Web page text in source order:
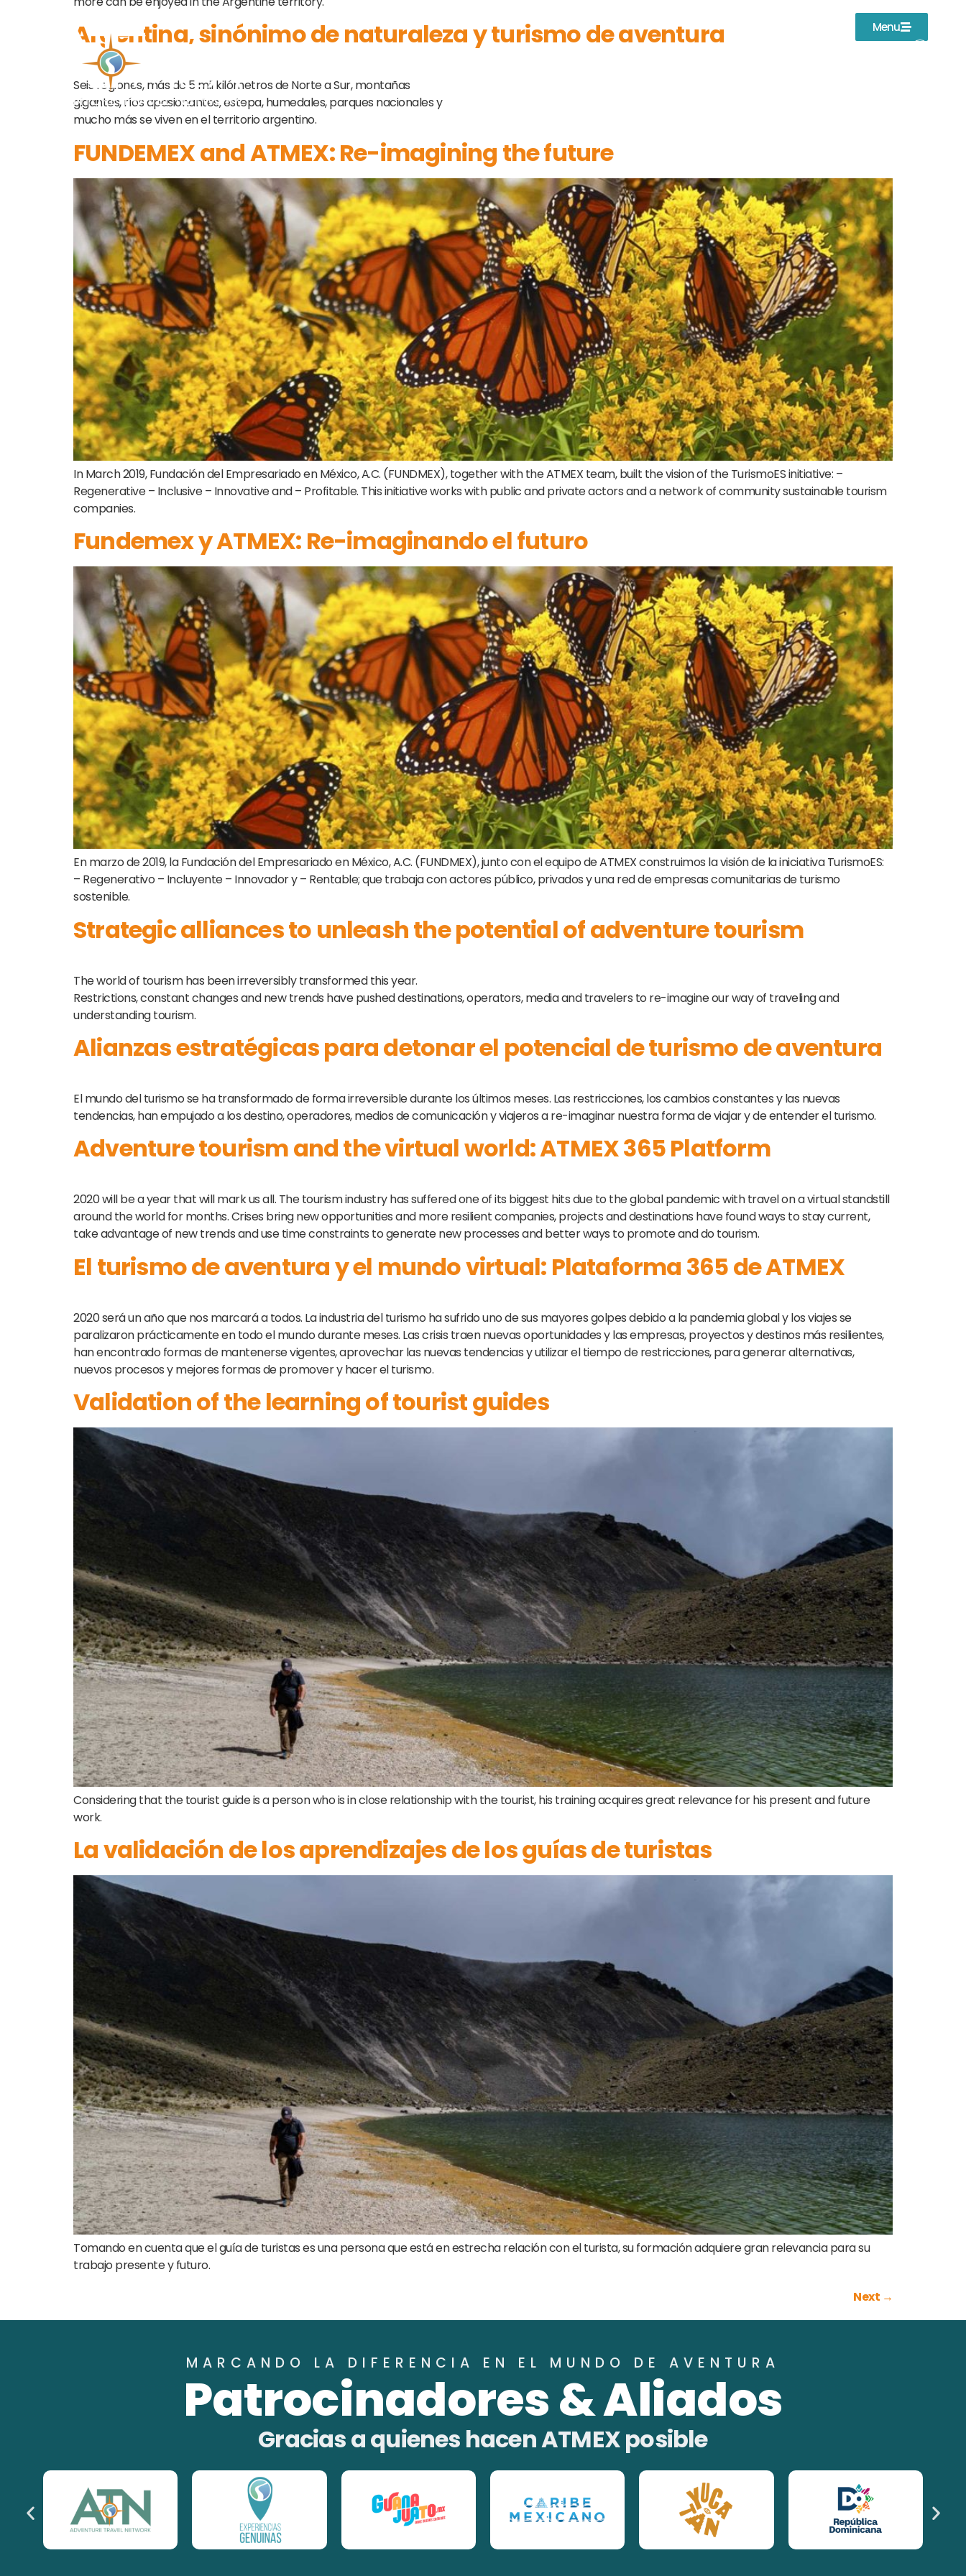
Menu
Argentina, sinónimo de naturaleza y turismo de aventura
Seis regiones, más de 5 mil kilómetros de Norte a Sur, montañas
gigantes, ríos apasionantes, estepa, humedales, parques nacionales y
mucho más se viven en el territorio argentino.
FUNDEMEX and ATMEX: Re-imagining the future
In March 2019, Fundación del Empresariado en México, A.C. (FUNDMEX), together with the ATMEX team, built the vision of the TurismoES initiative: –
Regenerative – Inclusive – Innovative and – Profitable. This initiative works with public and private actors and a network of community sustainable tourism
companies.
Fundemex y ATMEX: Re-imaginando el futuro
En marzo de 2019, la Fundación del Empresariado en México, A.C. (FUNDMEX), junto con el equipo de ATMEX construimos la visión de la iniciativa TurismoES:
– Regenerativo – Incluyente – Innovador y – Rentable; que trabaja con actores público, privados y una red de empresas comunitarias de turismo
sostenible.
Strategic alliances to unleash the potential of adventure tourism
The world of tourism has been irreversibly transformed this year.
Restrictions, constant changes and new trends have pushed destinations, operators, media and travelers to re-imagine our way of traveling and
understanding tourism.
Alianzas estratégicas para detonar el potencial de turismo de aventura
El mundo del turismo se ha transformado de forma irreversible durante los últimos meses. Las restricciones, los cambios constantes y las nuevas
tendencias, han empujado a los destino, operadores, medios de comunicación y viajeros a re-imaginar nuestra forma de viajar y de entender el turismo.
Adventure tourism and the virtual world: ATMEX 365 Platform
2020 will be a year that will mark us all. The tourism industry has suffered one of its biggest hits due to the global pandemic with travel on a virtual standstill
around the world for months. Crises bring new opportunities and more resilient companies, projects and destinations have found ways to stay current,
take advantage of new trends and use time constraints to generate new processes and better ways to promote and do tourism.
El turismo de aventura y el mundo virtual: Plataforma 365 de ATMEX
2020 será un año que nos marcará a todos. La industria del turismo ha sufrido uno de sus mayores golpes debido a la pandemia global y los viajes se
paralizaron prácticamente en todo el mundo durante meses. Las crisis traen nuevas oportunidades y las empresas, proyectos y destinos más resilientes,
han encontrado formas de mantenerse vigentes, aprovechar las nuevas tendencias y utilizar el tiempo de restricciones, para generar alternativas,
nuevos procesos y mejores formas de promover y hacer el turismo.
Validation of the learning of tourist guides
Considering that the tourist guide is a person who is in close relationship with the tourist, his training acquires great relevance for his present and future
work.
La validación de los aprendizajes de los guías de turistas
Tomando en cuenta que el guía de turistas es una persona que está en estrecha relación con el turista, su formación adquiere gran relevancia para su
trabajo presente y futuro.
Next →
MARCANDO LA DIFERENCIA EN EL MUNDO DE AVENTURA
Patrocinadores & Aliados
Gracias a quienes hacen ATMEX posible